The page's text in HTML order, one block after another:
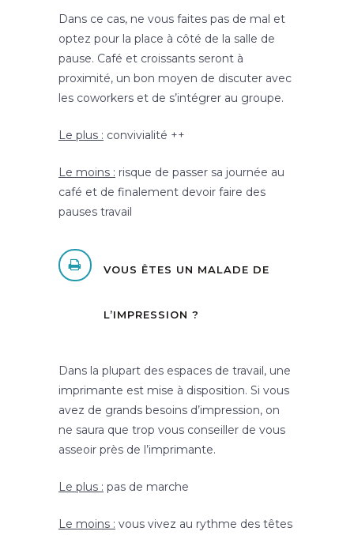
Dans ce cas, ne vous faites pas de mal et
optez pour la place à côté de la salle de
pause. Café et croissants seront à
proximité, un bon moyen de discuter avec
les coworkers et de s’intégrer au groupe.
Le plus : convivialité ++
Le moins : risque de passer sa journée au
café et de finalement devoir faire des
pauses travail
VOUS ÊTES UN MALADE DE
L’IMPRESSION ?
Dans la plupart des espaces de travail, une
imprimante est mise à disposition. Si vous
avez de grands besoins d’impression, on
ne saura que trop vous conseiller de vous
asseoir près de l’imprimante.
Le plus : pas de marche
Le moins : vous vivez au rythme des têtes